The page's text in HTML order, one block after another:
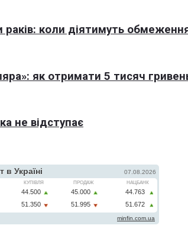
коли діятимуть
як отримати 5 тисяч
не відступає